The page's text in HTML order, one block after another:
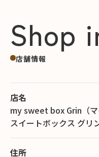
Shop
店舗情報
店名
my sweet box Grin（マ
スイートボックス グリン
住所